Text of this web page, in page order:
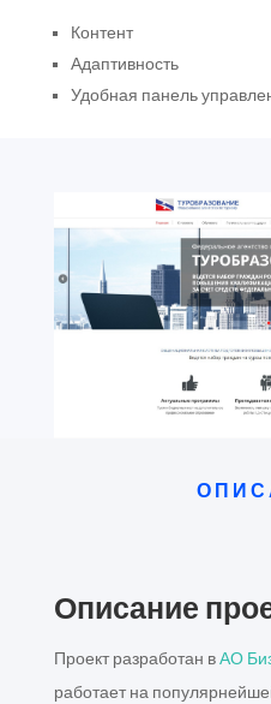
Контент
Адаптивность
Удобная панель
Описание
Проект разработан вАО
работает на